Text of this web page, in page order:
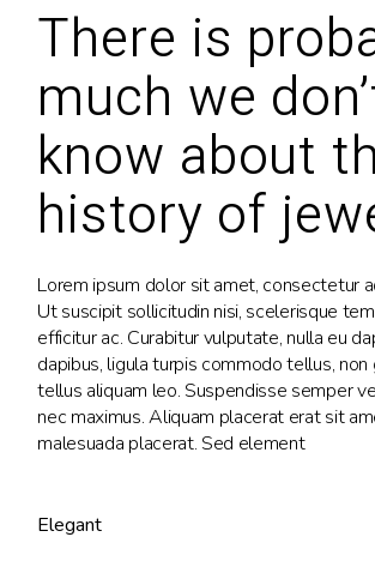
There is
much we
know about
history of
Lorem ipsum dolor sit amet, consectetur
Ut suscipit sollicitudin nisi, scelerisque
efficitur ac. Curabitur vulputate, nulla eu
dapibus, ligula turpis commodo tellus, non
tellus aliquam leo. Suspendisse semper
nec maximus. Aliquam placerat erat sit
malesuada placerat. Sed element
Elegant